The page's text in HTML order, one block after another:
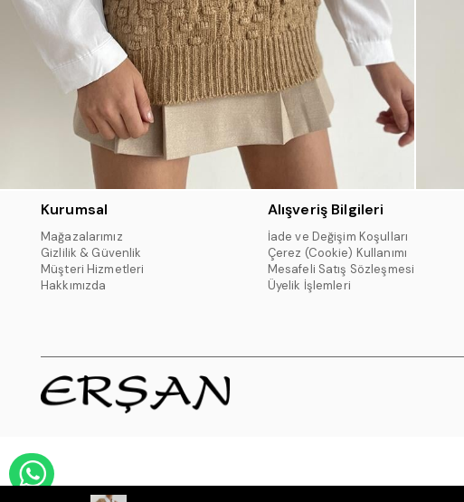
Kurumsal
Mağazalarımız
Gizlilik & Güvenlik
Müşteri Hizmetleri
Hakkımızda
Alışveriş Bilgileri
İade ve Değişim Koşulları
Çerez (Cookie) Kullanımı
Mesafeli Satış Sözleşmesi
Üyelik İşlemleri